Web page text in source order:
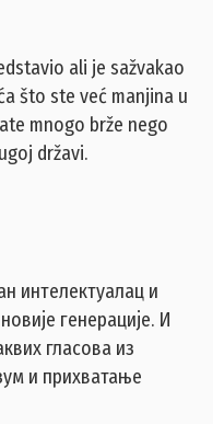
ali je sažvakao
što ste već manjina u
mnogo brže nego
državi.
интелектуалац и
генерације. И
гласова из
и прихватање